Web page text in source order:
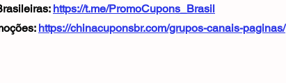
https://t.me/PromoCupons_Brasil
https://chinacuponsbr.com/grupos-canais-paginas/